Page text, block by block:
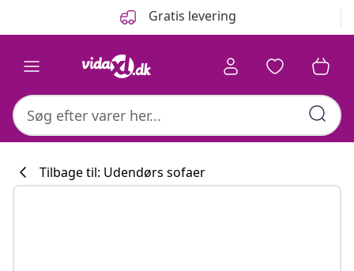
Gratis levering
Tilbage til: Udendørs sofaer